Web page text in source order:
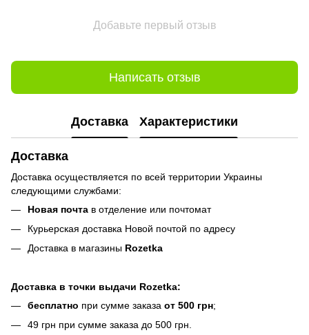
Добавьте первый отзыв
Написать отзыв
Доставка Характеристики
Доставка
Доставка осуществляется по всей территории Украины
следующими службами:
Новая почта в отделение или почтомат
Курьерская доставка Новой почтой по адресу
Доставка в магазины Rozetka
Доставка в точки выдачи Rozetka:
бесплатно при сумме заказа от 500 грн;
49 грн при сумме заказа до 500 грн.